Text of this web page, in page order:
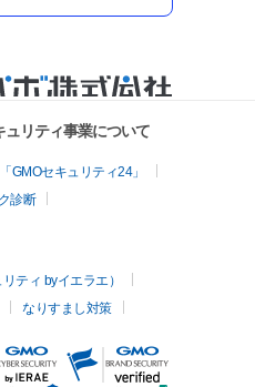
リティ事業について
GMOセキュリティ24」
診断
ティ byイエラエ）
なりすまし対策